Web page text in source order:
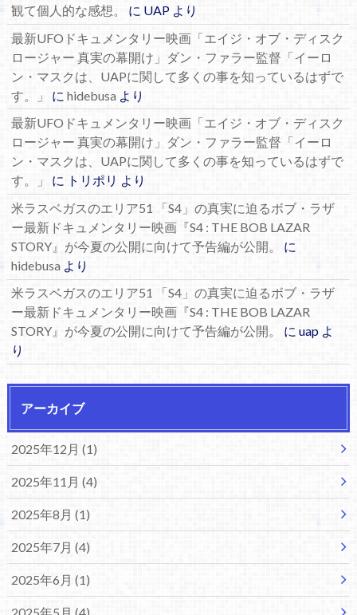
観て個人的な感想。
に UAPより
最新UFOドキュメンタリー映画「エイジ・オブ・ディスク
ロージャー 真実の幕開け」ダン・ファラー監督「イーロ
ン・マスクは、UAPに関して多くの事を知っているはずで
す。」
に hidebusaより
最新UFOドキュメンタリー映画「エイジ・オブ・ディスク
ロージャー 真実の幕開け」ダン・ファラー監督「イーロ
ン・マスクは、UAPに関して多くの事を知っているはずで
す。」
に トリポリ より
米ラスベガスのエリア51 「S4」の真実に迫るボブ・ラザ
ー最新ドキュメンタリー映画『S4 : THE BOB LAZAR
STORY』が今夏の公開に向けて予告編が公開。
に
hidebusaより
米ラスベガスのエリア51 「S4」の真実に迫るボブ・ラザ
ー最新ドキュメンタリー映画『S4 : THE BOB LAZAR
STORY』が今夏の公開に向けて予告編が公開。
に uapよ
り
アーカイブ
2025年12月 (1)
2025年11月 (4)
2025年8月 (1)
2025年7月 (4)
2025年6月 (1)